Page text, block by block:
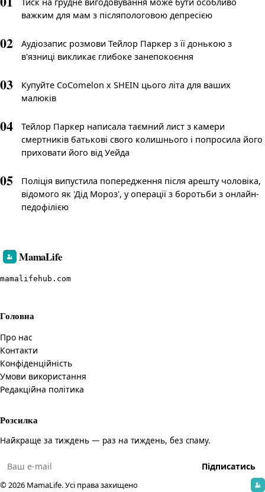
важким для мам з післяпологовою депресією
02
Аудіозапис розмови Тейлор Паркер з її донькою з
в'язниці викликає глибоке занепокоєння
03
Купуйте CoComelon x SHEIN цього літа для ваших
малюків
04
Тейлор Паркер написала таємний лист з камери
смертників батькові свого колишнього і попросила його
приховати його від Уейда
05
Поліція випустила попередження після арешту чоловіка,
відомого як 'Дід Мороз', у операції з боротьби з онлайн-
педофілією
MamaLife
mamalifehub.com
Головна
Про нас
Контакти
Конфіденційність
Умови використання
Редакційна політика
Розсилка
Найкраще за тиждень — раз на тиждень, без спаму.
Підписатись
©2026 MamaLife.Усі права захищено